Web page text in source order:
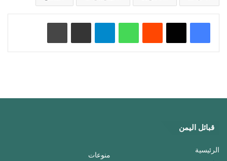
واتساب تيلقرام
قبائل اليمن
الرئيسية
منوعات